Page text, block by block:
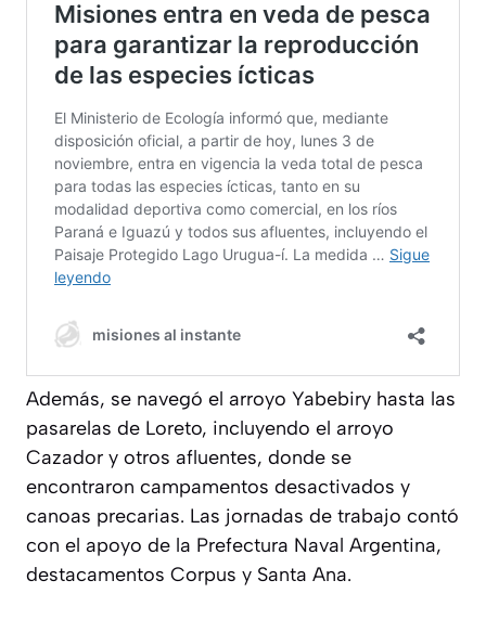
Además, se navegó el arroyo Yabebiry hasta las
pasarelas de Loreto, incluyendo el arroyo
Cazador y otros afluentes, donde se
encontraron campamentos desactivados y
canoas precarias. Las jornadas de trabajo contó
con el apoyo de la Prefectura Naval Argentina,
destacamentos Corpus y Santa Ana.